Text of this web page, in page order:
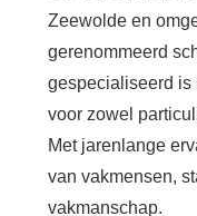
Zeewolde en
gerenommeerd
gespecialiseerd is
voor zowel
Met jarenlange
van vakmensen,
vakmanschap.